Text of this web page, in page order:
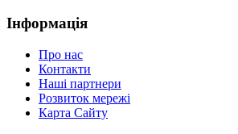
Інформація
Про нас
Контакти
Наші партнери
Розвиток мережі
Карта Сайту